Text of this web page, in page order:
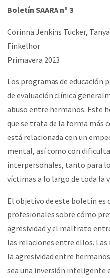
Boletín SAARA nº 3
Corinna Jenkins Tucker,
Finkelhor
Primavera 2023
Los programas de educación
de evaluación clínica
abuso entre hermanos. Este
que se trata de la forma más
está relacionada con un
mental, así como con
interpersonales, tanto para
víctimas a lo largo de toda la
El objetivo de este boletín es
profesionales sobre cómo
agresividad y el maltrato
las relaciones entre ellos.
la agresividad entre
sea una inversión inteligente